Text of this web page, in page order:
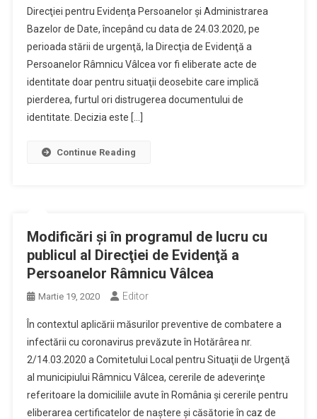
Direcţiei pentru Evidenţa Persoanelor şi Administrarea
Bazelor de Date, începând cu data de 24.03.2020, pe
perioada stării de urgenţă, la Direcţia de Evidenţă a
Persoanelor Râmnicu Vâlcea vor fi eliberate acte de
identitate doar pentru situaţii deosebite care implică
pierderea, furtul ori distrugerea documentului de
identitate. Decizia este […]
Continue Reading
Modificări şi în programul de lucru cu
publicul al Direcţiei de Evidenţă a
Persoanelor Râmnicu Vâlcea
Martie 19, 2020 Editor
În contextul aplicării măsurilor preventive de combatere a
infectării cu coronavirus prevăzute în Hotărârea nr.
2/14.03.2020 a Comitetului Local pentru Situaţii de Urgenţă
al municipiului Râmnicu Vâlcea, cererile de adeverinţe
referitoare la domiciliile avute în România şi cererile pentru
eliberarea certificatelor de naştere şi căsătorie în caz de